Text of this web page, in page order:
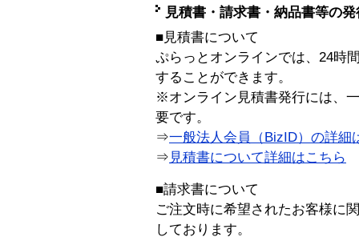
見積書・請求書・納品書等の
■見積書について
ぷらっとオンラインでは、24時
することができます。
※オンライン見積書発行には、
要です。
⇒一般法人会員（BizID）の詳細
⇒ 見積書について詳細はこちら
■請求書について
ご注文時に希望されたお客様に
しております。